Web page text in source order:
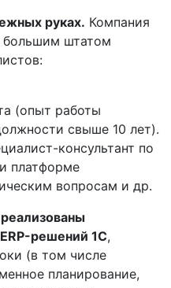
руках. Компания
большим штатом
(опыт работы
свыше 10 лет).
консультант по
платформе
вопросам и др.
решений 1C,
(в том числе
планирование,